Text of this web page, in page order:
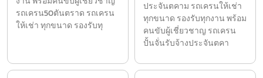
รถเครน50ตันตราด รถเครน
ให้เช่า ทุกขนาด รองรับทุ
ประจันตคาม รถเครนให้เช่า
ทุกขนาด รองรับทุกงาน พร้อม
คนขับผู้เชี่ยวชาญ รถเครน
ปั้นจั่นรับจ้างประจันตคา